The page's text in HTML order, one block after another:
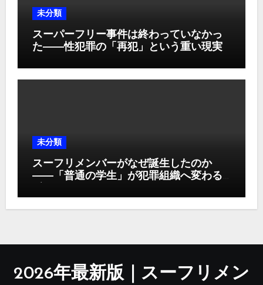
未分類
スーパーフリー事件は終わっていなかっ
た――性犯罪の「再犯」という重い現実
未分類
スーフリメンバーがなぜ誕生したのか
――「普通の学生」が犯罪組織へ変わる
2026年最新版｜スーフリメン